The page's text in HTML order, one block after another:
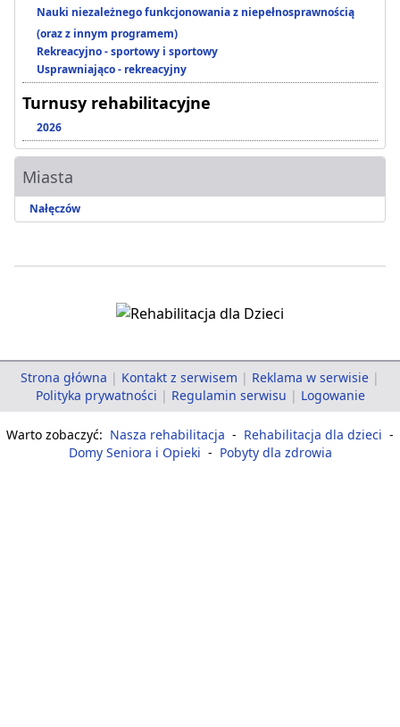
Nauki niezależnego funkcjonowania z niepełnosprawnością
(oraz z innym programem)
Rekreacyjno - sportowy i sportowy
Usprawniająco - rekreacyjny
Turnusy rehabilitacyjne
2026
Miasta
Nałęczów
Strona główna | Kontakt z serwisem | Reklama w serwisie |
Polityka prywatności | Regulamin serwisu | Logowanie
Warto zobaczyć: Nasza rehabilitacja - Rehabilitacja dla dzieci -
Domy Seniora i Opieki - Pobyty dla zdrowia